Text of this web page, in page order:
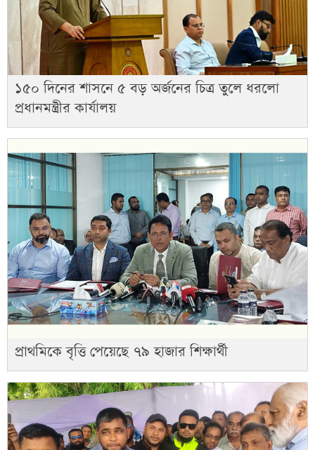
১৫০ দিনের শাসনে ৫ বড় অর্জনের চিত্র তুলে ধরলো
প্রধানমন্ত্রীর কার্যালয়
প্রাথমিকে বৃত্তি পেয়েছে ৭৯ হাজার শিক্ষার্থী